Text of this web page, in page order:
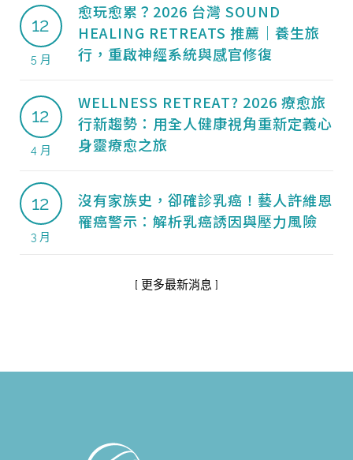
12
5 月
愈玩愈累？2026 台灣 SOUND
HEALING RETREATS 推薦｜養生旅
行，重啟神經系統與感官修復
12
4 月
WELLNESS RETREAT? 2026 療愈旅
行新趨勢：用全人健康視角重新定義心
身靈療愈之旅
12
3 月
沒有家族史，卻確診乳癌！藝人許維恩
罹癌警示：解析乳癌誘因與壓力風險
[ 更多最新消息 ]